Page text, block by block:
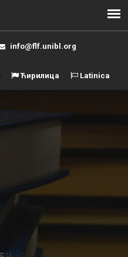
info@flf.unibl.org
Ћирилица Latinica